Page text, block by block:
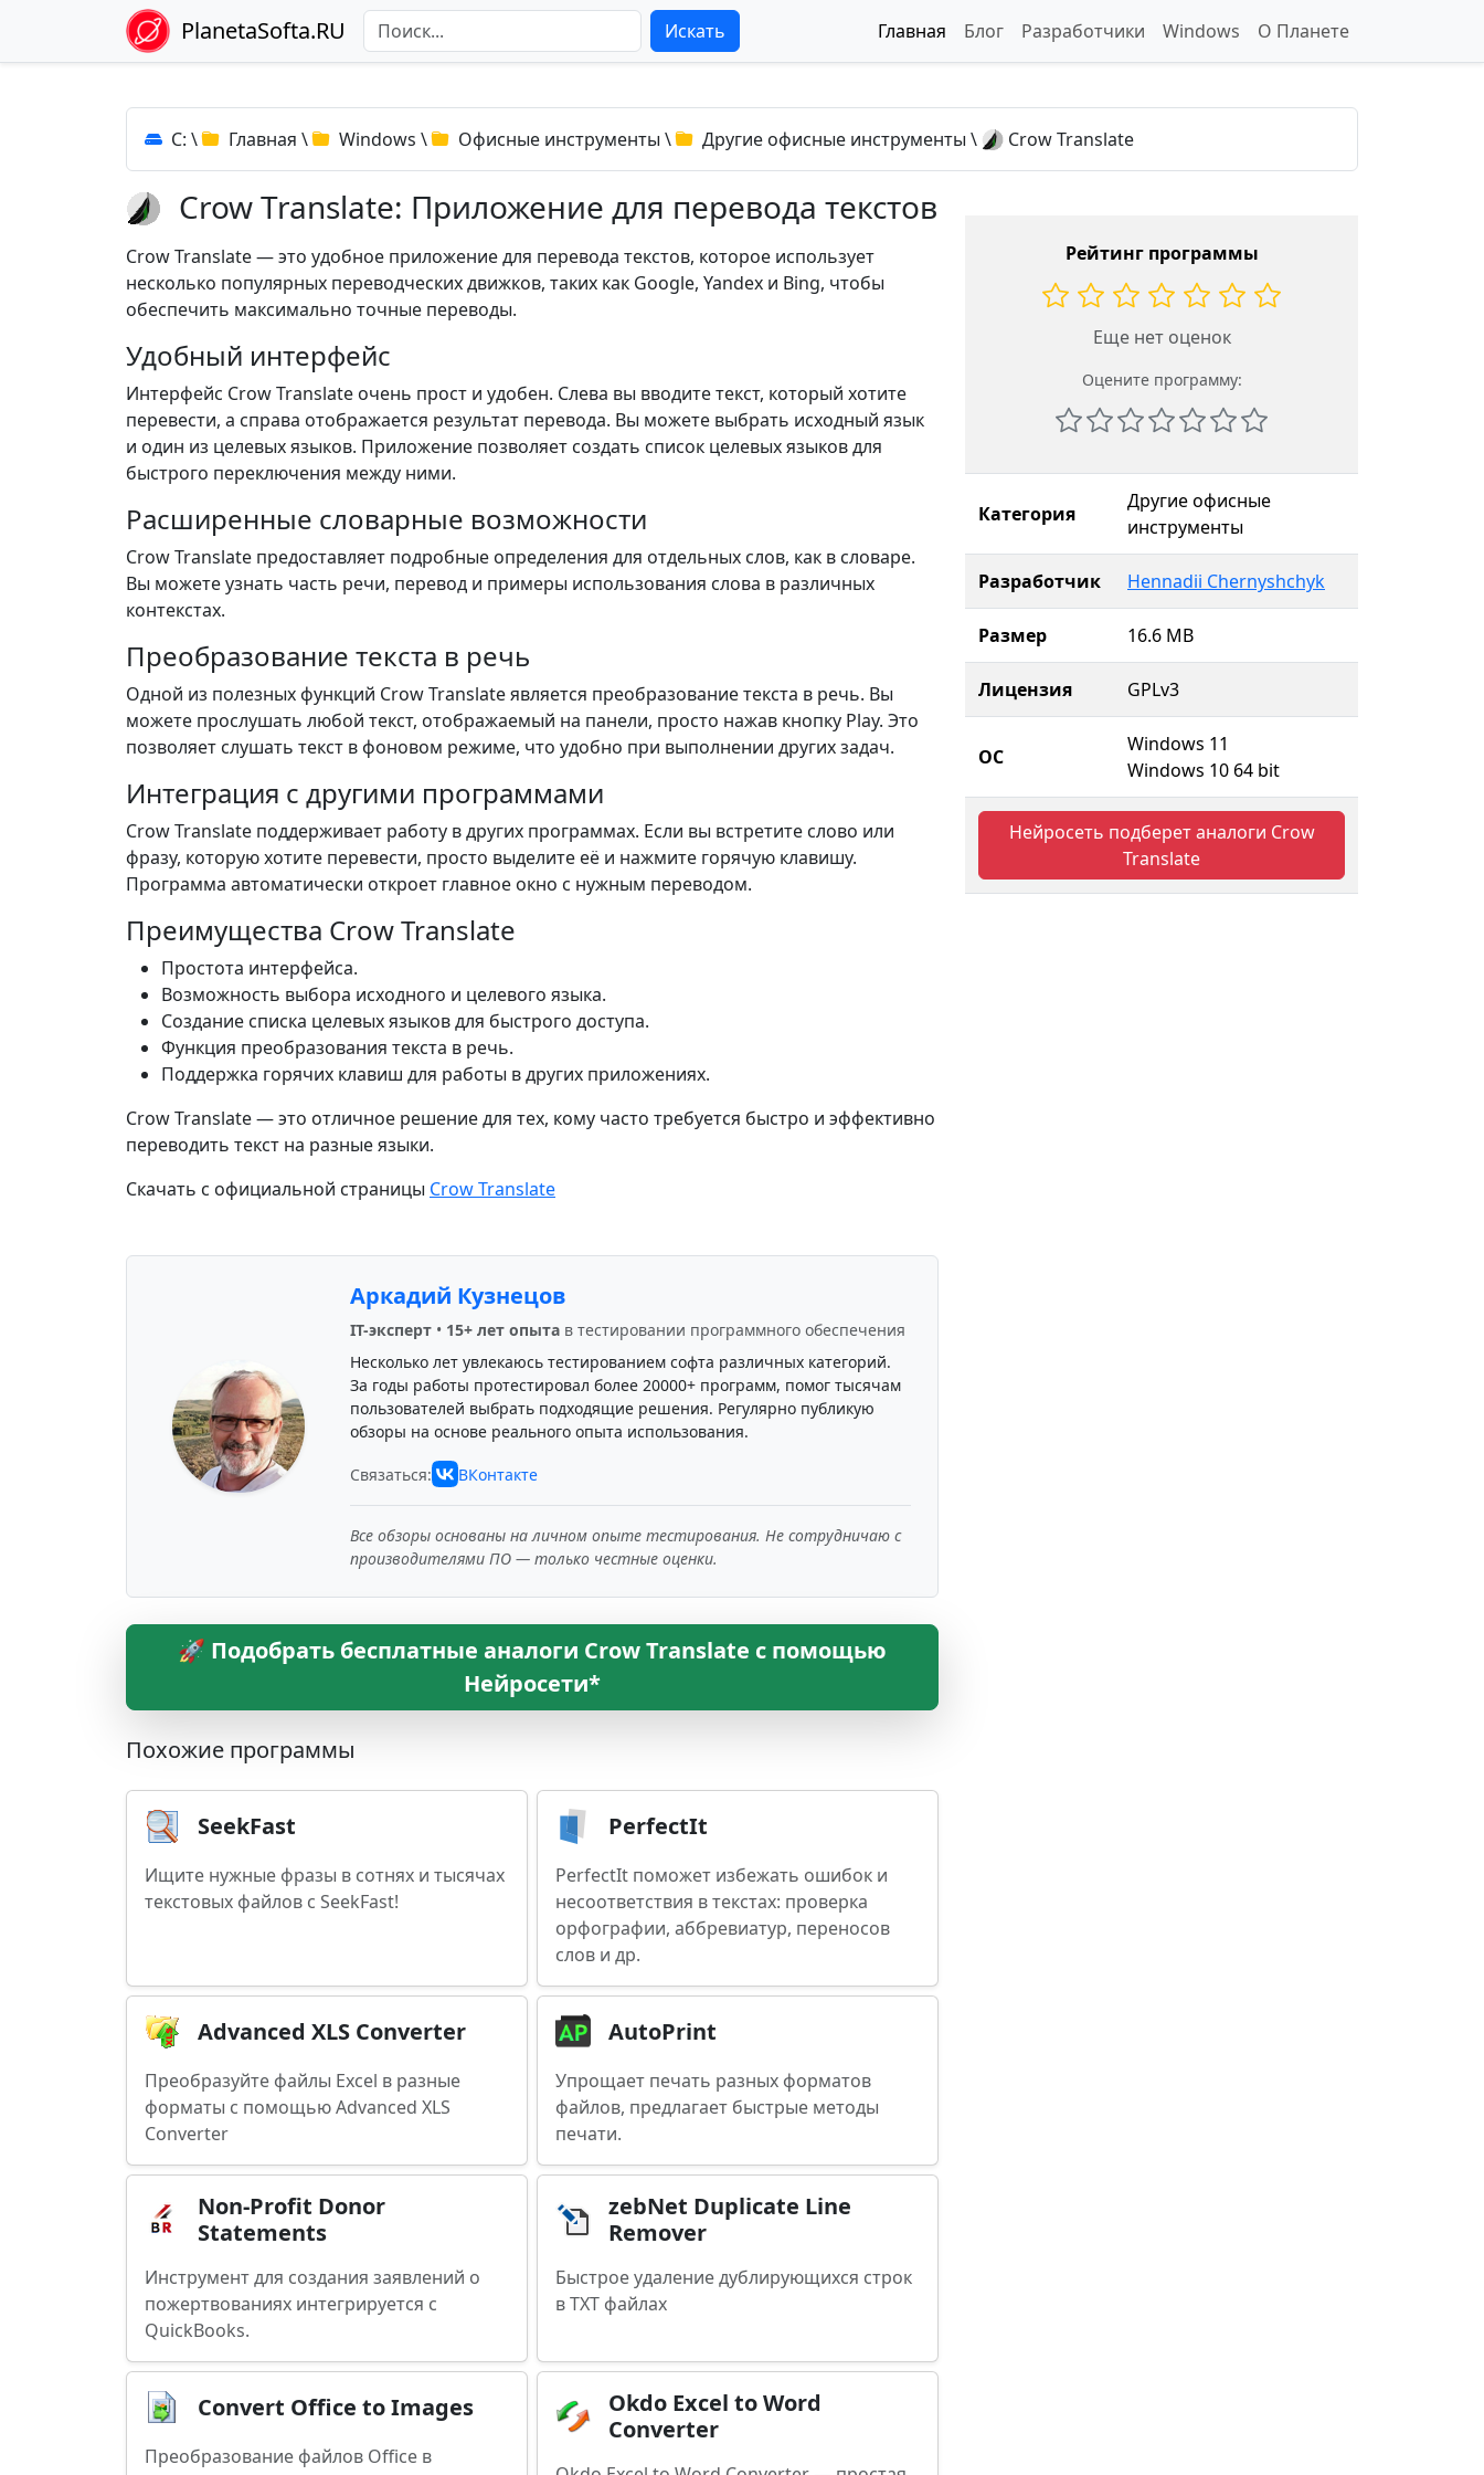
PlanetaSofta.RU Искать Главная Блог Разработчики Windows О Планете
C: \ Главная \ Windows \ Офисные инструменты \ Другие офисные инструменты \ Crow Translate
Crow Translate: Приложение для перевода текстов
Crow Translate — это удобное приложение для перевода текстов, которое использует
несколько популярных переводческих движков, таких как Google, Yandex и Bing, чтобы
обеспечить максимально точные переводы.
Удобный интерфейс
Интерфейс Crow Translate очень прост и удобен. Слева вы вводите текст, который хотите
перевести, а справа отображается результат перевода. Вы можете выбрать исходный язык
и один из целевых языков. Приложение позволяет создать список целевых языков для
быстрого переключения между ними.
Расширенные словарные возможности
Crow Translate предоставляет подробные определения для отдельных слов, как в словаре.
Вы можете узнать часть речи, перевод и примеры использования слова в различных
контекстах.
Преобразование текста в речь
Одной из полезных функций Crow Translate является преобразование текста в речь. Вы
можете прослушать любой текст, отображаемый на панели, просто нажав кнопку Play. Это
позволяет слушать текст в фоновом режиме, что удобно при выполнении других задач.
Интеграция с другими программами
Crow Translate поддерживает работу в других программах. Если вы встретите слово или
фразу, которую хотите перевести, просто выделите её и нажмите горячую клавишу.
Программа автоматически откроет главное окно с нужным переводом.
Преимущества Crow Translate
Простота интерфейса.
Возможность выбора исходного и целевого языка.
Создание списка целевых языков для быстрого доступа.
Функция преобразования текста в речь.
Поддержка горячих клавиш для работы в других приложениях.
Crow Translate — это отличное решение для тех, кому часто требуется быстро и эффективно
переводить текст на разные языки.
Скачать с официальной страницы Crow Translate
Аркадий Кузнецов
IT-эксперт• 15+ лет опытав тестировании программного обеспечения
Несколько лет увлекаюсь тестированием софта различных категорий.
За годы работы протестировал более 20000+ программ, помог тысячам
пользователей выбрать подходящие решения. Регулярно публикую
обзоры на основе реального опыта использования.
Связаться: ВКонтакте
Все обзоры основаны на личном опыте тестирования. Не сотрудничаю с
производителями ПО — только честные оценки.
🚀 Подобрать бесплатные аналоги Crow Translate с помощью
Нейросети*
Похожие программы
SeekFast
Ищите нужные фразы в сотнях и тысячах
текстовых файлов с SeekFast!
PerfectIt
PerfectIt поможет избежать ошибок и
несоответствия в текстах: проверка
орфографии, аббревиатур, переносов
слов и др.
Advanced XLS Converter
Преобразуйте файлы Excel в разные
форматы с помощью Advanced XLS
Converter
AutoPrint
Упрощает печать разных форматов
файлов, предлагает быстрые методы
печати.
Non-Profit Donor
Statements
Инструмент для создания заявлений о
пожертвованиях интегрируется с
QuickBooks.
zebNet Duplicate Line
Remover
Быстрое удаление дублирующихся строк
в TXT файлах
Convert Office to Images
Преобразование файлов Office в
Okdo Excel to Word
Converter
Рейтинг программы
Еще нет оценок
Оцените программу:
Категория
Другие офисные
инструменты
Разработчик Hennadii Chernyshchyk
Размер 16.6 MB
Лицензия GPLv3
ОС
Windows 11
Windows 10 64 bit
Нейросеть подберет аналоги Crow
Translate